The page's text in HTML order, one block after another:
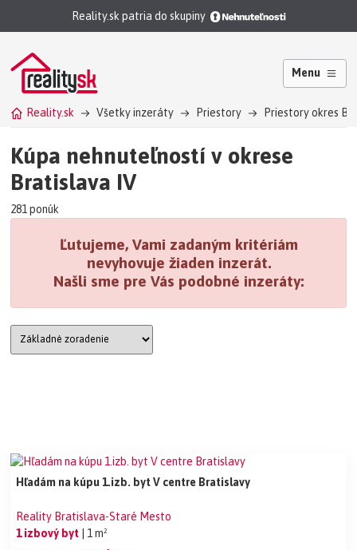
Reality.sk patria do skupiny
Menu
Reality.sk Všetky inzeráty Priestory Priestory okres
Kúpa nehnuteľností v okrese
Bratislava IV
281 ponúk
Ľutujeme, Vami zadaným kritériám
nevyhovuje žiaden inzerát.
Našli sme pre Vás podobné inzeráty:
Hľadám na kúpu 1.izb. byt V centre Bratislavy
Reality Bratislava-Staré Mesto
1 izbový byt
| 1 m²